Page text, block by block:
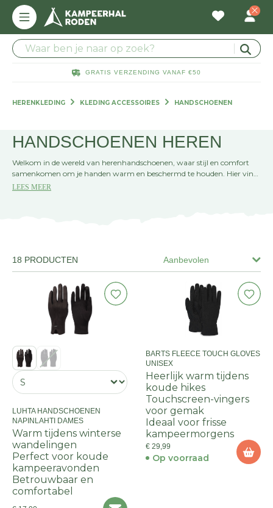
GRATIS VERZENDING VANAF €50
HERENKLEDING KLEDING ACCESSOIRES HANDSCHOENEN
HANDSCHOENEN HEREN
Welkom in de wereld van herenhandschoenen, waar stijl en comfort
samenkomen om je handen warm en beschermd te houden. Hier vind
je een uitgebreide selectie voor elke gelegenheid, van finger touch
LEES MEER
Aanbevolen
18 PRODUCTEN
LUHTA HANDSCHOENEN
NAPINLAHTI DAMES
Warm tijdens winterse
wandelingen
Perfect voor koude
kampeeravonden
Betrouwbaar en
comfortabel
BARTS FLEECE TOUCH GLOVES
UNISEX
Heerlijk warm tijdens
koude hikes
Touchscreen-vingers
voor gemak
Ideaal voor frisse
kampeermorgens
€ 29,99
Op voorraad